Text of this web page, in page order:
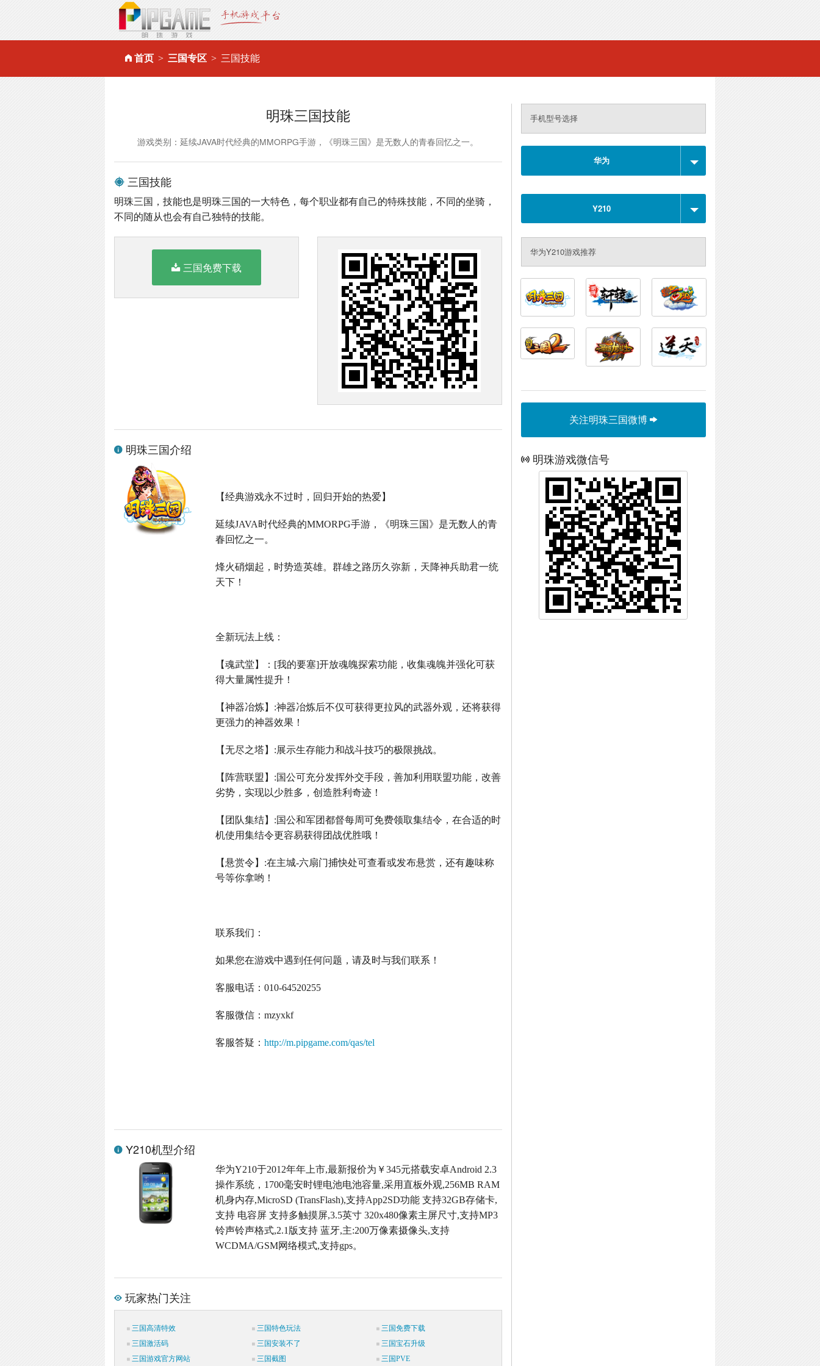
首页 三国专区 三国技能
明珠三国技能
游戏类别：延续JAVA时代经典的MMORPG手游，《明珠三国》是无数人的青春回忆之一。
三国技能
明珠三国，技能也是明珠三国的一大特色，每个职业都有自己的特殊技能，不同的坐骑，
不同的随从也会有自己独特的技能。
三国免费下载
明珠三国介绍
【经典游戏永不过时，回归开始的热爱】
延续JAVA时代经典的MMORPG手游，《明珠三国》是无数人的青
春回忆之一。
烽火硝烟起，时势造英雄。群雄之路历久弥新，天降神兵助君一统
天下！
全新玩法上线：
【魂武堂】： [我的要塞]开放魂魄探索功能，收集魂魄并强化可获
得大量属性提升！
【神器冶炼】 :神器冶炼后不仅可获得更拉风的武器外观，还将获得
更强力的神器效果！
【无尽之塔】 :展示生存能力和战斗技巧的极限挑战。
【阵营联盟】 :国公可充分发挥外交手段，善加利用联盟功能，改善
劣势，实现以少胜多，创造胜利奇迹！
【团队集结】 :国公和军团都督每周可免费领取集结令，在合适的时
机使用集结令更容易获得团战优胜哦！
【悬赏令】 :在主城-六扇门捕快处可查看或发布悬赏，还有趣味称
号等你拿哟！
联系我们：
如果您在游戏中遇到任何问题，请及时与我们联系！
客服电话：010-64520255
客服微信：mzyxkf
客服答疑：http://m.pipgame.com/qas/tel
Y210机型介绍
华为Y210于2012年年上市,最新报价为￥345元搭载安卓Android 2.3
操作系统，1700毫安时锂电池电池容量,采用直板外观,256MB RAM
机身内存,MicroSD (TransFlash),支持App2SD功能 支持32GB存储卡,
支持 电容屏 支持多触摸屏,3.5英寸 320x480像素主屏尺寸,支持MP3
铃声铃声格式,2.1版支持 蓝牙,主:200万像素摄像头,支持
WCDMA/GSM网络模式,支持gps。
玩家热门关注
三国高清特效 三国特色玩法
三国免费下载
三国激活码
三国安装不了
三国宝石升级
三国游戏官方网站
三国截图 三国PVE
手机型号选择
华为
Y210
华为Y210游戏推荐
关注明珠三国微博
明珠游戏微信号